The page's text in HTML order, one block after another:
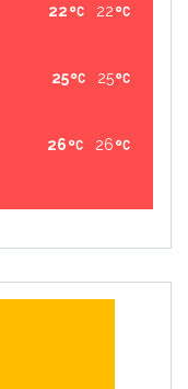
22
22
25
25
26
26